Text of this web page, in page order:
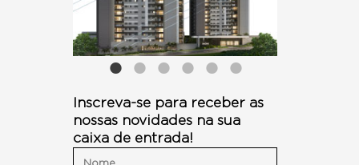
Inscreva-se para receber as
nossas novidades na sua
caixa de entrada!